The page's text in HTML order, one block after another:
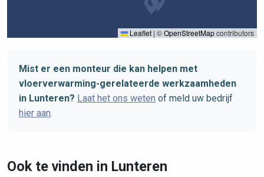
Leaflet | ©OpenStreetMapcontributors
Mist er een monteur die kan helpen met
vloerverwarming-gerelateerde werkzaamheden
in Lunteren? Laat het ons weten of meld uw bedrijf
hier aan.
Ook te vinden in Lunteren